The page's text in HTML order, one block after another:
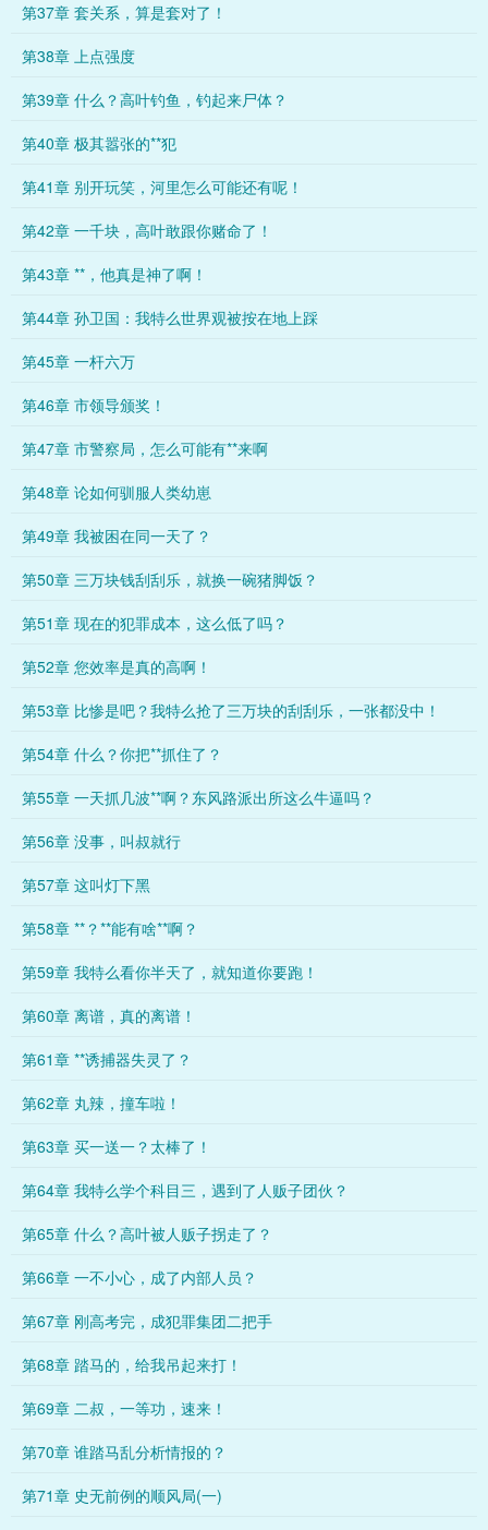
第37章 套关系，算是套对了！
第38章 上点强度
第39章 什么？高叶钓鱼，钓起来尸体？
第40章 极其嚣张的**犯
第41章 别开玩笑，河里怎么可能还有呢！
第42章 一千块，高叶敢跟你赌命了！
第43章 **，他真是神了啊！
第44章 孙卫国：我特么世界观被按在地上踩
第45章 一杆六万
第46章 市领导颁奖！
第47章 市警察局，怎么可能有**来啊
第48章 论如何驯服人类幼崽
第49章 我被困在同一天了？
第50章 三万块钱刮刮乐，就换一碗猪脚饭？
第51章 现在的犯罪成本，这么低了吗？
第52章 您效率是真的高啊！
第53章 比惨是吧？我特么抢了三万块的刮刮乐，一张都没中！
第54章 什么？你把**抓住了？
第55章 一天抓几波**啊？东风路派出所这么牛逼吗？
第56章 没事，叫叔就行
第57章 这叫灯下黑
第58章 **？**能有啥**啊？
第59章 我特么看你半天了，就知道你要跑！
第60章 离谱，真的离谱！
第61章 **诱捕器失灵了？
第62章 丸辣，撞车啦！
第63章 买一送一？太棒了！
第64章 我特么学个科目三，遇到了人贩子团伙？
第65章 什么？高叶被人贩子拐走了？
第66章 一不小心，成了内部人员？
第67章 刚高考完，成犯罪集团二把手
第68章 踏马的，给我吊起来打！
第69章 二叔，一等功，速来！
第70章 谁踏马乱分析情报的？
第71章 史无前例的顺风局(一)